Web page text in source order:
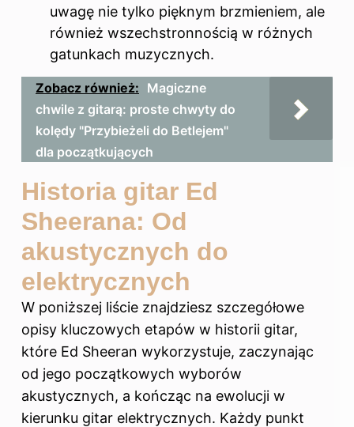
uwagę nie tylko pięknym brzmieniem, ale
również wszechstronnością w różnych
gatunkach muzycznych.
Zobacz również: Magiczne
chwile z gitarą: proste chwyty do
kolędy "Przybieżeli do Betlejem"
dla początkujących
Historia gitar Ed
Sheerana: Od
akustycznych do
elektrycznych
W poniższej liście znajdziesz szczegółowe
opisy kluczowych etapów w historii gitar,
które Ed Sheeran wykorzystuje, zaczynając
od jego początkowych wyborów
akustycznych, a kończąc na ewolucji w
kierunku gitar elektrycznych. Każdy punkt